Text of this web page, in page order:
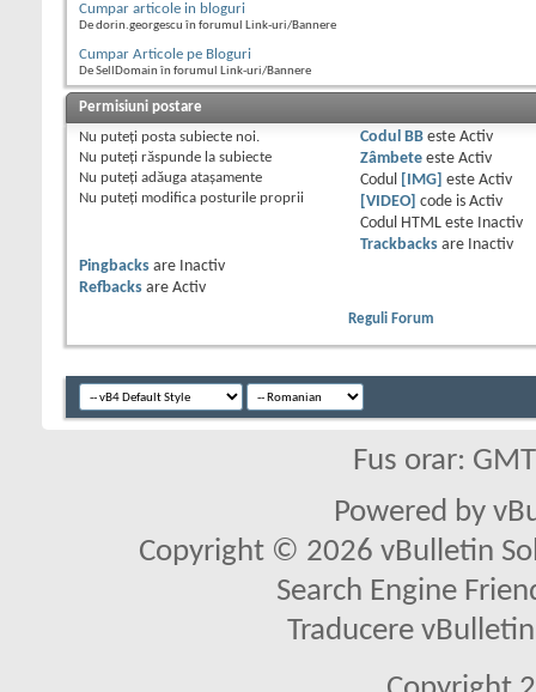
Cumpar articole in bloguri
De dorin.georgescu în forumul Link-uri/Bannere
Cumpar Articole pe Bloguri
De SellDomain în forumul Link-uri/Bannere
Permisiuni postare
Nu puteţi posta subiecte noi.
Nu puteţi răspunde la subiecte
Nu puteţi adăuga ataşamente
Nu puteţi modifica posturile proprii
Codul BBeste Activ
Zâmbeteeste Activ
Codul
[IMG] este Activ
[VIDEO]
code is Activ
Codul HTML este
Inactiv
Trackbacksare
Inactiv
Pingbacks are
Inactiv
Refbacks are Activ
Reguli Forum
Fus orar:
Powered by
Copyright © 2026 vBulletin
Search Engine
Traducere